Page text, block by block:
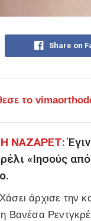
Share on
το
ΝΑΖΑΡΕΤ:
«Ιησούς
άρχισε την
Βανέσα